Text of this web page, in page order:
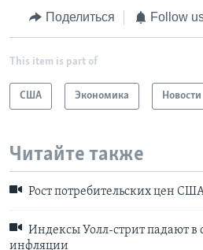
Поделиться Follow
This item is part of
США Экономика Новости
Читайте также
Рост потребительских цен
Индексы Уолл-стрит падают в
инфляции